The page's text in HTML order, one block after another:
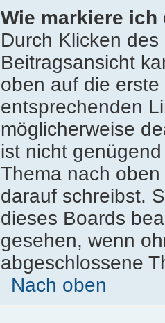
Wie markiere ich
Durch Klicken des
Beitragsansicht
oben auf die
entsprechenden
möglicherweise
ist nicht
Thema nach
darauf schreibst.
dieses Boards
gesehen, wenn
abgeschlossene
Nach oben